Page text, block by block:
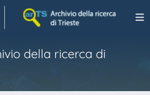
della ricerca di